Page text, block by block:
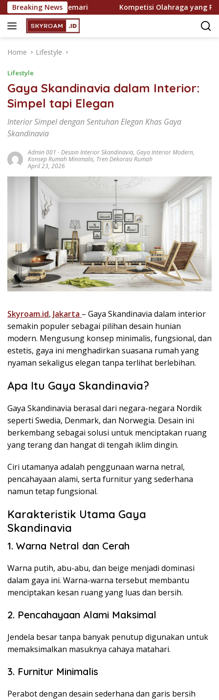
Skip
to
content
Breaking News
Digemari Kompetisi Olahraga yang Paling
Home Lifestyle
Lifestyle
Gaya Skandinavia dalam Interior:
Simpel tapi Elegan
Interior Simpel dengan Sentuhan Elegan Khas Gaya
Skandinavia
Admin 001 -Desain Interior Skandinavia, Gaya Interior Modern,
Konsep Rumah Minimalis, Tren Dekorasi Rumah
April 23, 2026
Skyroam.id, Jakarta – Gaya Skandinavia dalam interior
semakin populer sebagai pilihan desain hunian
modern. Mengusung konsep minimalis, fungsional, dan
estetis, gaya ini menghadirkan suasana rumah yang
nyaman sekaligus elegan tanpa terlihat berlebihan.
Apa Itu Gaya Skandinavia?
Gaya Skandinavia berasal dari negara-negara Nordik
seperti Swedia, Denmark, dan Norwegia. Desain ini
berkembang sebagai solusi untuk menciptakan ruang
yang terang dan hangat di tengah iklim dingin.
Ciri utamanya adalah penggunaan warna netral,
pencahayaan alami, serta furnitur yang sederhana
namun tetap fungsional.
Karakteristik Utama Gaya
Skandinavia
1. Warna Netral dan Cerah
Warna putih, abu-abu, dan beige menjadi dominasi
dalam gaya ini. Warna-warna tersebut membantu
menciptakan kesan ruang yang luas dan bersih.
2. Pencahayaan Alami Maksimal
Jendela besar tanpa banyak penutup digunakan untuk
memaksimalkan masuknya cahaya matahari.
3. Furnitur Minimalis
Perabot dengan desain sederhana dan garis bersih